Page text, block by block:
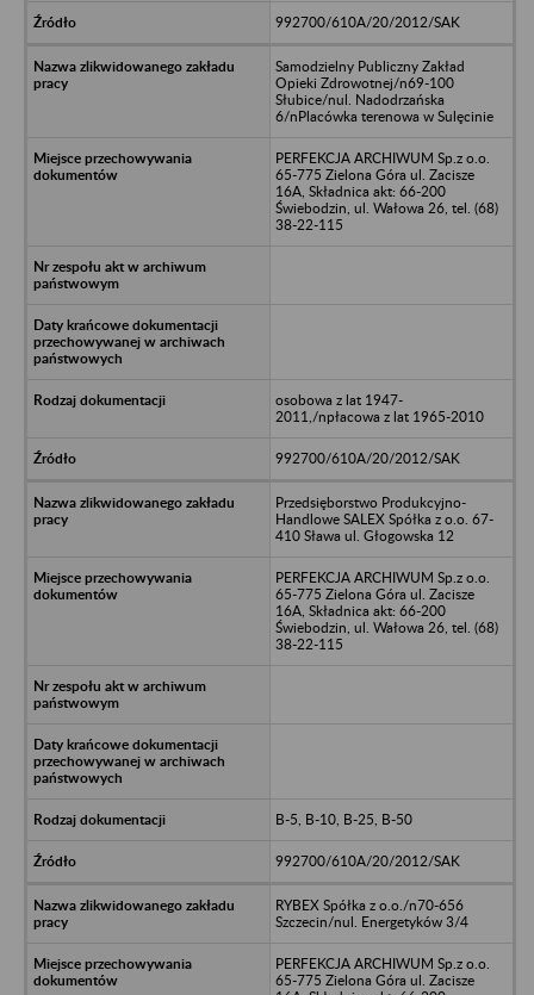
992700/610A/20/2012/SAK
Samodzielny Publiczny Zakład
Opieki Zdrowotnej/n69-100
Słubice/nul. Nadodrzańska
6/nPlacówka terenowa w Sulęcinie
PERFEKCJA ARCHIWUM Sp.z o.o.
65-775 Zielona Góra ul. Zacisze
16A, Składnica akt: 66-200
Świebodzin, ul. Wałowa 26, tel. (68)
38-22-115
osobowa z lat 1947-
2011,/npłacowa z lat 1965-2010
992700/610A/20/2012/SAK
Przedsięborstwo Produkcyjno-
Handlowe SALEX Spółka z o.o. 67-
410 Sława ul. Głogowska 12
PERFEKCJA ARCHIWUM Sp.z o.o.
65-775 Zielona Góra ul. Zacisze
16A, Składnica akt: 66-200
Świebodzin, ul. Wałowa 26, tel. (68)
38-22-115
B-5, B-10, B-25, B-50
992700/610A/20/2012/SAK
RYBEX Spółka z o.o./n70-656
Szczecin/nul. Energetyków 3/4
PERFEKCJA ARCHIWUM Sp.z o.o.
65-775 Zielona Góra ul. Zacisze